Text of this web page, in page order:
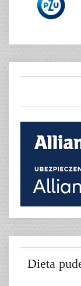
Dieta